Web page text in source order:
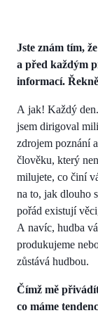
Jste znám tím,
a před každým
informací.
A jak! Každý
jsem dirigoval
zdrojem poznání
člověku, který
milujete, co činí
na to, jak dlouho
pořád existují
A navíc, hudba
produkujeme
zůstává hudbou.
Čímž mě
co máme